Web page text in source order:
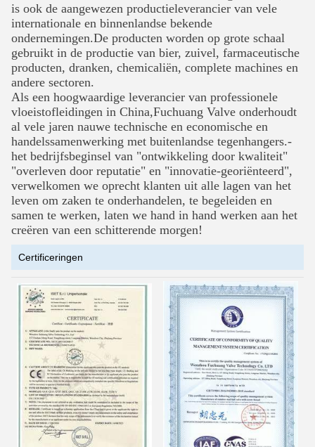
is ook de aangewezen productieleverancier van vele
internationale en binnenlandse bekende
ondernemingen.De producten worden op grote schaal
gebruikt in de productie van bier, zuivel, farmaceutische
producten, dranken, chemicaliën, complete machines en
andere sectoren.
Als een hoogwaardige leverancier van professionele
vloeistofleidingen in China,Fuchuang Valve onderhoudt
al vele jaren nauwe technische en economische en
handelssamenwerking met buitenlandse tegenhangers.-
het bedrijfsbeginsel van "ontwikkeling door kwaliteit"
"overleven door reputatie" en "innovatie-georiënteerd",
verwelkomen we oprecht klanten uit alle lagen van het
leven om zaken te onderhandelen, te begeleiden en
samen te werken, laten we hand in hand werken aan het
creëren van een schitterende morgen!
Certificeringen